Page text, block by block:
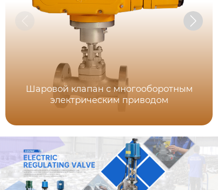
Шаровой клапан с многооборотным
электрическим приводом